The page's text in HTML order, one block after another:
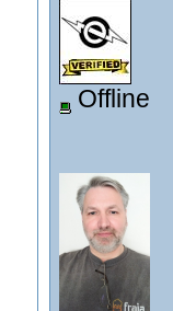
Offline